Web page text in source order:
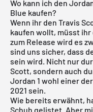
Wo kann ich den
Blue kaufen?
Wenn ihr den Travis
kaufen wollt, müsst
zum Release wird es
sind uns sicher, dass
sein wird. Nicht nur
Scott, sondern auch
Jordan 1 wohl einer
2021 sein.
Wie bereits erwähnt,
Schuh gelistet. Aber